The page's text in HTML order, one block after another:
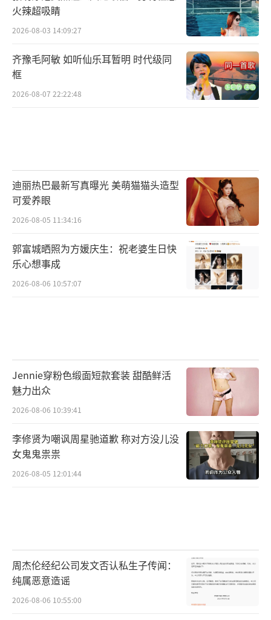
火辣超吸睛
2026-08-03 14:09:27
齐豫毛阿敏 如听仙乐耳暂明 时代级同
框
2026-08-07 22:22:48
迪丽热巴最新写真曝光 美萌猫猫头造型
可爱养眼
2026-08-05 11:34:16
郭富城晒照为方媛庆生：祝老婆生日快
乐心想事成
2026-08-06 10:57:07
Jennie穿粉色缎面短款套装 甜酷鲜活
魅力出众
2026-08-06 10:39:41
李修贤为嘲讽周星驰道歉 称对方没儿没
女鬼鬼祟祟
2026-08-05 12:01:44
周杰伦经纪公司发文否认私生子传闻：
纯属恶意造谣
2026-08-06 10:55:00